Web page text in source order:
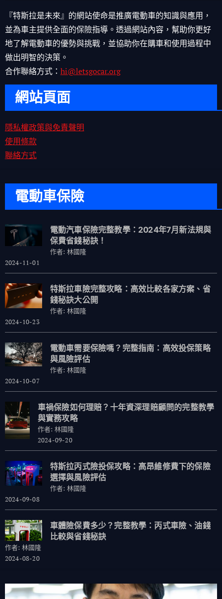
『特斯拉是未來』的網站使命是推廣電動車的知識與應用，
並為車主提供全面的保險指導。透過網站內容，幫助你更好
地了解電動車的優勢與挑戰，並協助你在購車和使用過程中
做出明智的決策。
合作聯絡方式： hi@letsgocar.org
網站頁面
隱私權政策與免責聲明
使用條款
聯絡方式
電動車保險
電動汽車保險完整教學：2024年7月新法規與
保費省錢秘訣！
作者: 林國隆
2024-11-01
特斯拉車險完整攻略：高效比較各家方案、省
錢秘訣大公開
作者: 林國隆
2024-10-23
電動車需要保險嗎？完整指南：高效投保策略
與風險評估
作者: 林國隆
2024-10-07
車禍保險如何理賠？十年資深理賠顧問的完整教學
與實務攻略
作者: 林國隆
2024-09-20
特斯拉丙式險投保攻略：高昂維修費下的保險
選擇與風險評估
作者: 林國隆
2024-09-08
車體險保費多少？完整教學：丙式車險、油錢
比較與省錢秘訣
作者: 林國隆
2024-08-20